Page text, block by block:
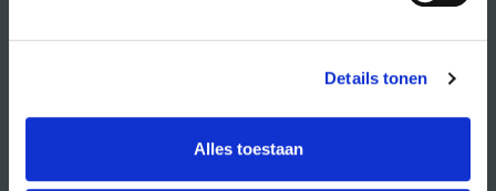
Details tonen
Alles toestaan
contact